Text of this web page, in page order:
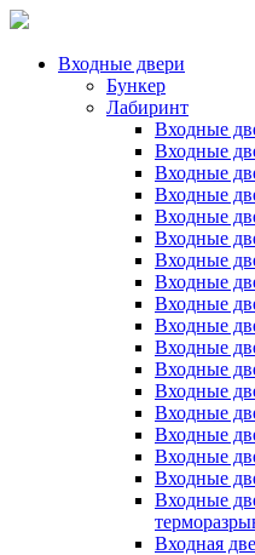
Входные двери
Бункер
Лабиринт
Входные
Входные
Входные
Входные
Входные
Входные
Входные
Входные
Входные
Входные
Входные
Входные
Входные
Входные
Входные
Входные
Входные
Входные
Входная